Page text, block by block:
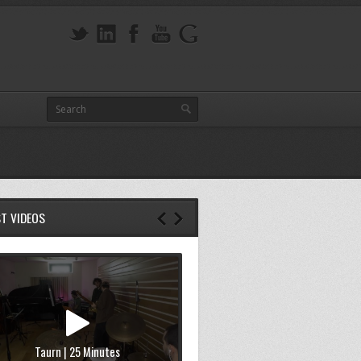
VIDEOS
Taurn | 25 Minutes